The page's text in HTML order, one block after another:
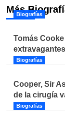
MásBiografías
Tomás
Biografías
Cooper, Sir
de la cirugía
Biografías